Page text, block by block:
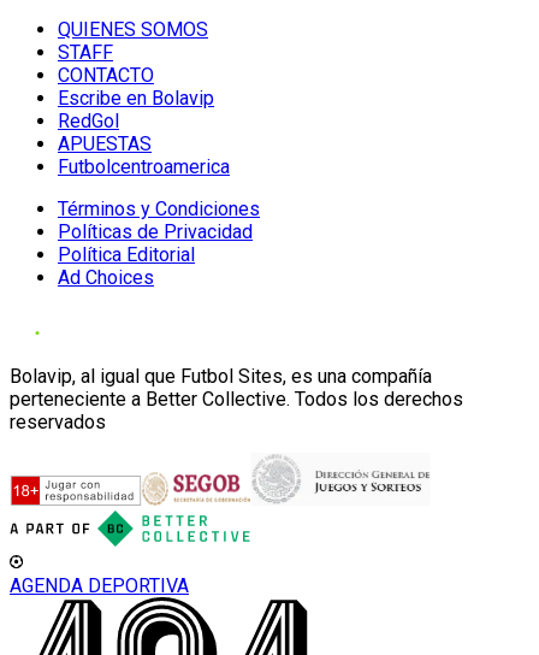
QUIENES SOMOS
STAFF
CONTACTO
Escribe en Bolavip
RedGol
APUESTAS
Futbolcentroamerica
Términos y Condiciones
Políticas de Privacidad
Política Editorial
Ad Choices
Bolavip, al igual que Futbol Sites, es una compañía
perteneciente a Better Collective. Todos los derechos
reservados
AGENDA DEPORTIVA